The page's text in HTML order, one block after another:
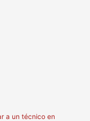
a un técnico en